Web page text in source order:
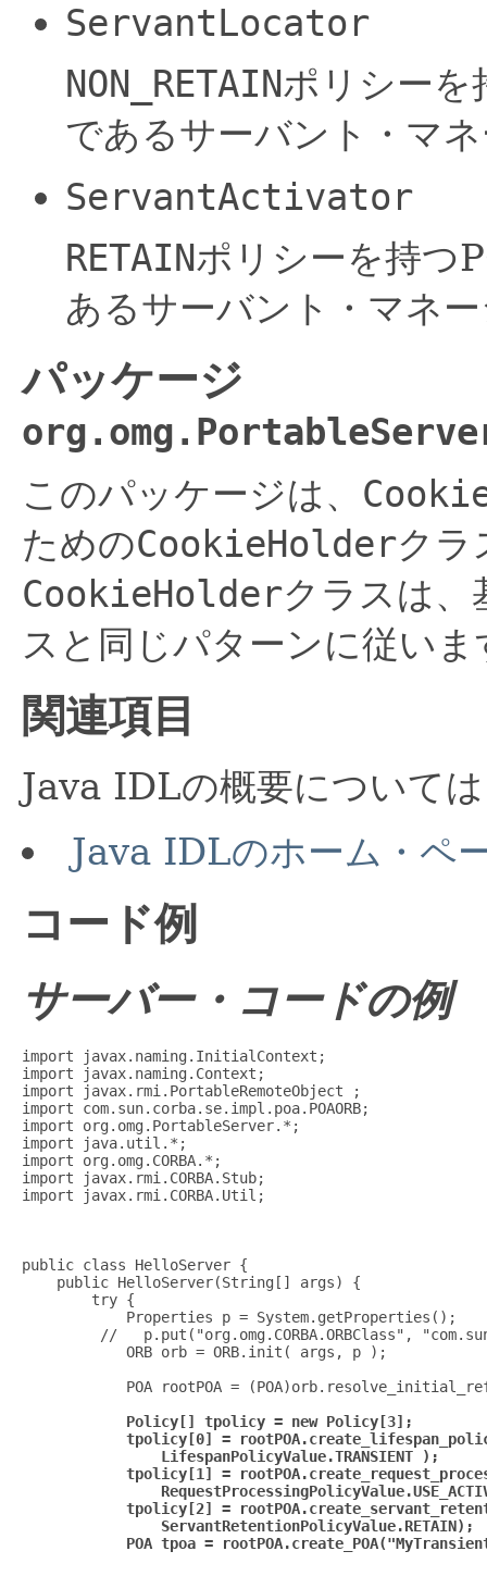
ServantLocator
NON_RETAINポリシーを
であるサーバント・マ
ServantActivator
RETAINポリシーを持つ
あるサーバント・マネ
パッケージ
このパッケージは、
ためのCookieHolderクラ
CookieHolderクラスは、
スと同じパターンに従いま
関連項目
Java IDLの概要について
Java IDLのホーム・ペ
コード例
サーバー・コードの例
import javax.naming.InitialContext;
import javax.naming.Context;
import javax.rmi.PortableRemoteObject ;
import com.sun.corba.se.impl.poa.POAORB;
import org.omg.PortableServer.*;
import java.util.*;
import org.omg.CORBA.*;
import javax.rmi.CORBA.Stub;
import javax.rmi.CORBA.Util;
public class HelloServer {
    public HelloServer(String[] args) {
        try {
            Properties p = System.getProperties();
//   p.put("org.omg.CORBA.ORBClass",
            ORB orb = ORB.init( args, p );
            Policy[] tpolicy = new Policy[3];
tpolicy[0] =
                LifespanPolicyValue.TRANSIENT );
tpolicy[1] =
tpolicy[2] =
                ServantRetentionPolicyValue.RETAIN);